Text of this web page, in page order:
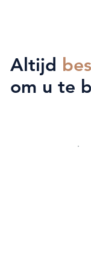
Altijd
om u te